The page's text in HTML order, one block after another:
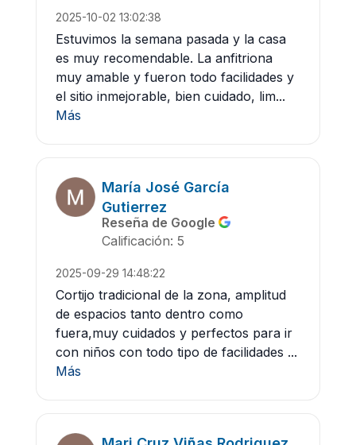
2025-10-02 13:02:38
Estuvimos la semana pasada y la casa
es muy recomendable. La anfitriona
muy amable y fueron todo facilidades y
el sitio inmejorable, bien cuidado, lim...
Más
María José García
Gutierrez
Reseña de Google
Calificación: 5
2025-09-29 14:48:22
Cortijo tradicional de la zona, amplitud
de espacios tanto dentro como
fuera,muy cuidados y perfectos para ir
con niños con todo tipo de facilidades ...
Más